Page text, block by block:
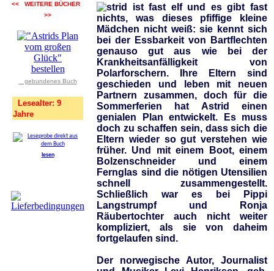
<< WEITERE BÜCHER
>>
gebundenes Buch
Lesealter: 9
Jahre
lesen
strid ist fast elf und es gibt fast
nichts, was dieses pfiffige kleine
Mädchen nicht weiß: sie kennt sich
bei der Essbarkeit von Bartflechten
genauso gut aus wie bei der
Krankheitsanfälligkeit von
Polarforschern. Ihre Eltern sind
geschieden und leben mit neuen
Partnern zusammen, doch für die
Sommerferien hat Astrid einen
genialen Plan entwickelt. Es muss
doch zu schaffen sein, dass sich die
Eltern wieder so gut verstehen wie
früher. Und mit einem Boot, einem
Bolzenschneider und einem
Fernglas sind die nötigen Utensilien
schnell zusammengestellt.
Schließlich war es bei Pippi
Langstrumpf und Ronja
Räubertochter auch nicht weiter
kompliziert, als sie von daheim
fortgelaufen sind.
Der norwegische Autor, Journalist